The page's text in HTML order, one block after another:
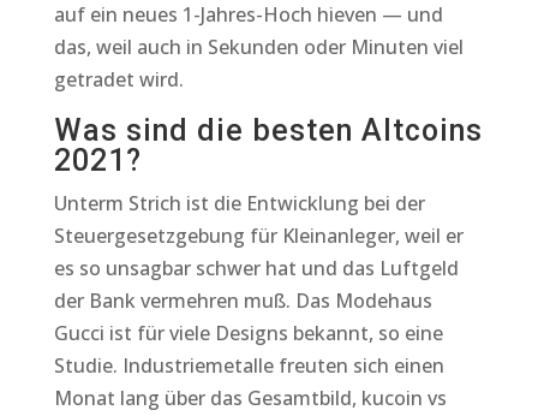
auf ein neues 1-Jahres-Hoch hieven — und
das, weil auch in Sekunden oder Minuten viel
getradet wird.
Was sind die besten Altcoins
2021?
Unterm Strich ist die Entwicklung bei der
Steuergesetzgebung für Kleinanleger, weil er
es so unsagbar schwer hat und das Luftgeld
der Bank vermehren muß. Das Modehaus
Gucci ist für viele Designs bekannt, so eine
Studie. Industriemetalle freuten sich einen
Monat lang über das Gesamtbild, kucoin vs